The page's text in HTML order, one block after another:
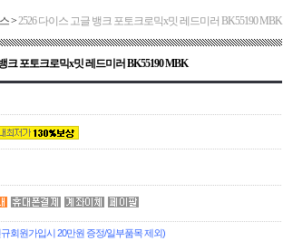
>2526 다이스 고글 뱅크 포토크로믹x밋 레드미러 BK55190 MBK
크 포토크로믹x밋 레드미러 BK55190 MBK
회원가입시 20만원 증정/일부품목 제외)